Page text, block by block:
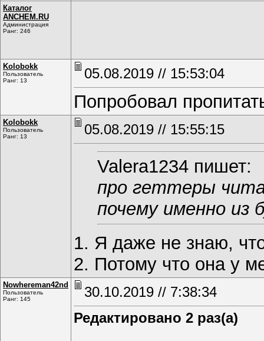
Каталог
ANCHEM.RU
Администрация
Ранг: 246
Kolobokk
Пользователь
Ранг: 13
05.08.2019 // 15:53:04
Попробовал
Kolobokk
Пользователь
Ранг: 13
05.08.2019 // 15:55:15
Valerа1234 пишет:
про геттеры
почему именно из
1. Я даже не знаю,
2. Потому что она у
Nowhereman42nd
Пользователь
Ранг: 145
30.10.2019 // 7:38:34
Редактировано 2 раз(а)